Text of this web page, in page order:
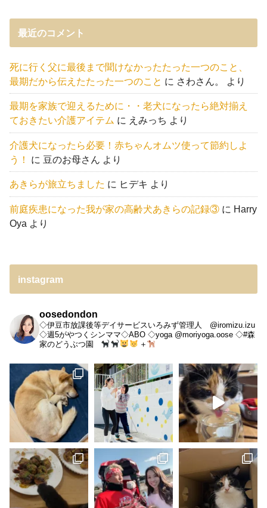
最近のコメント
死に行く父に最後まで聞けなかったたった一つのこと、
最期だから伝えたたった一つのこと に さわさん。 より
最期を家族で迎えるために・・老犬になったら絶対揃え
ておきたい介護アイテム に えみっち より
介護犬になったら必要！赤ちゃんオムツ使って節約しよ
う！
に 豆のお母さん より
あきらが旅立ちました に ヒデキ より
前庭疾患になった我が家の高齢犬あきらの記録③ に Harry
Oya より
instagram
oosedondon
◇伊豆市放課後等デイサービスいろみず管理人 @iromizu.izu
◇週5がやつくシンママ◇ABO ◇yoga @moriyoga.oose ◇#森
家のどうぶつ園
＋